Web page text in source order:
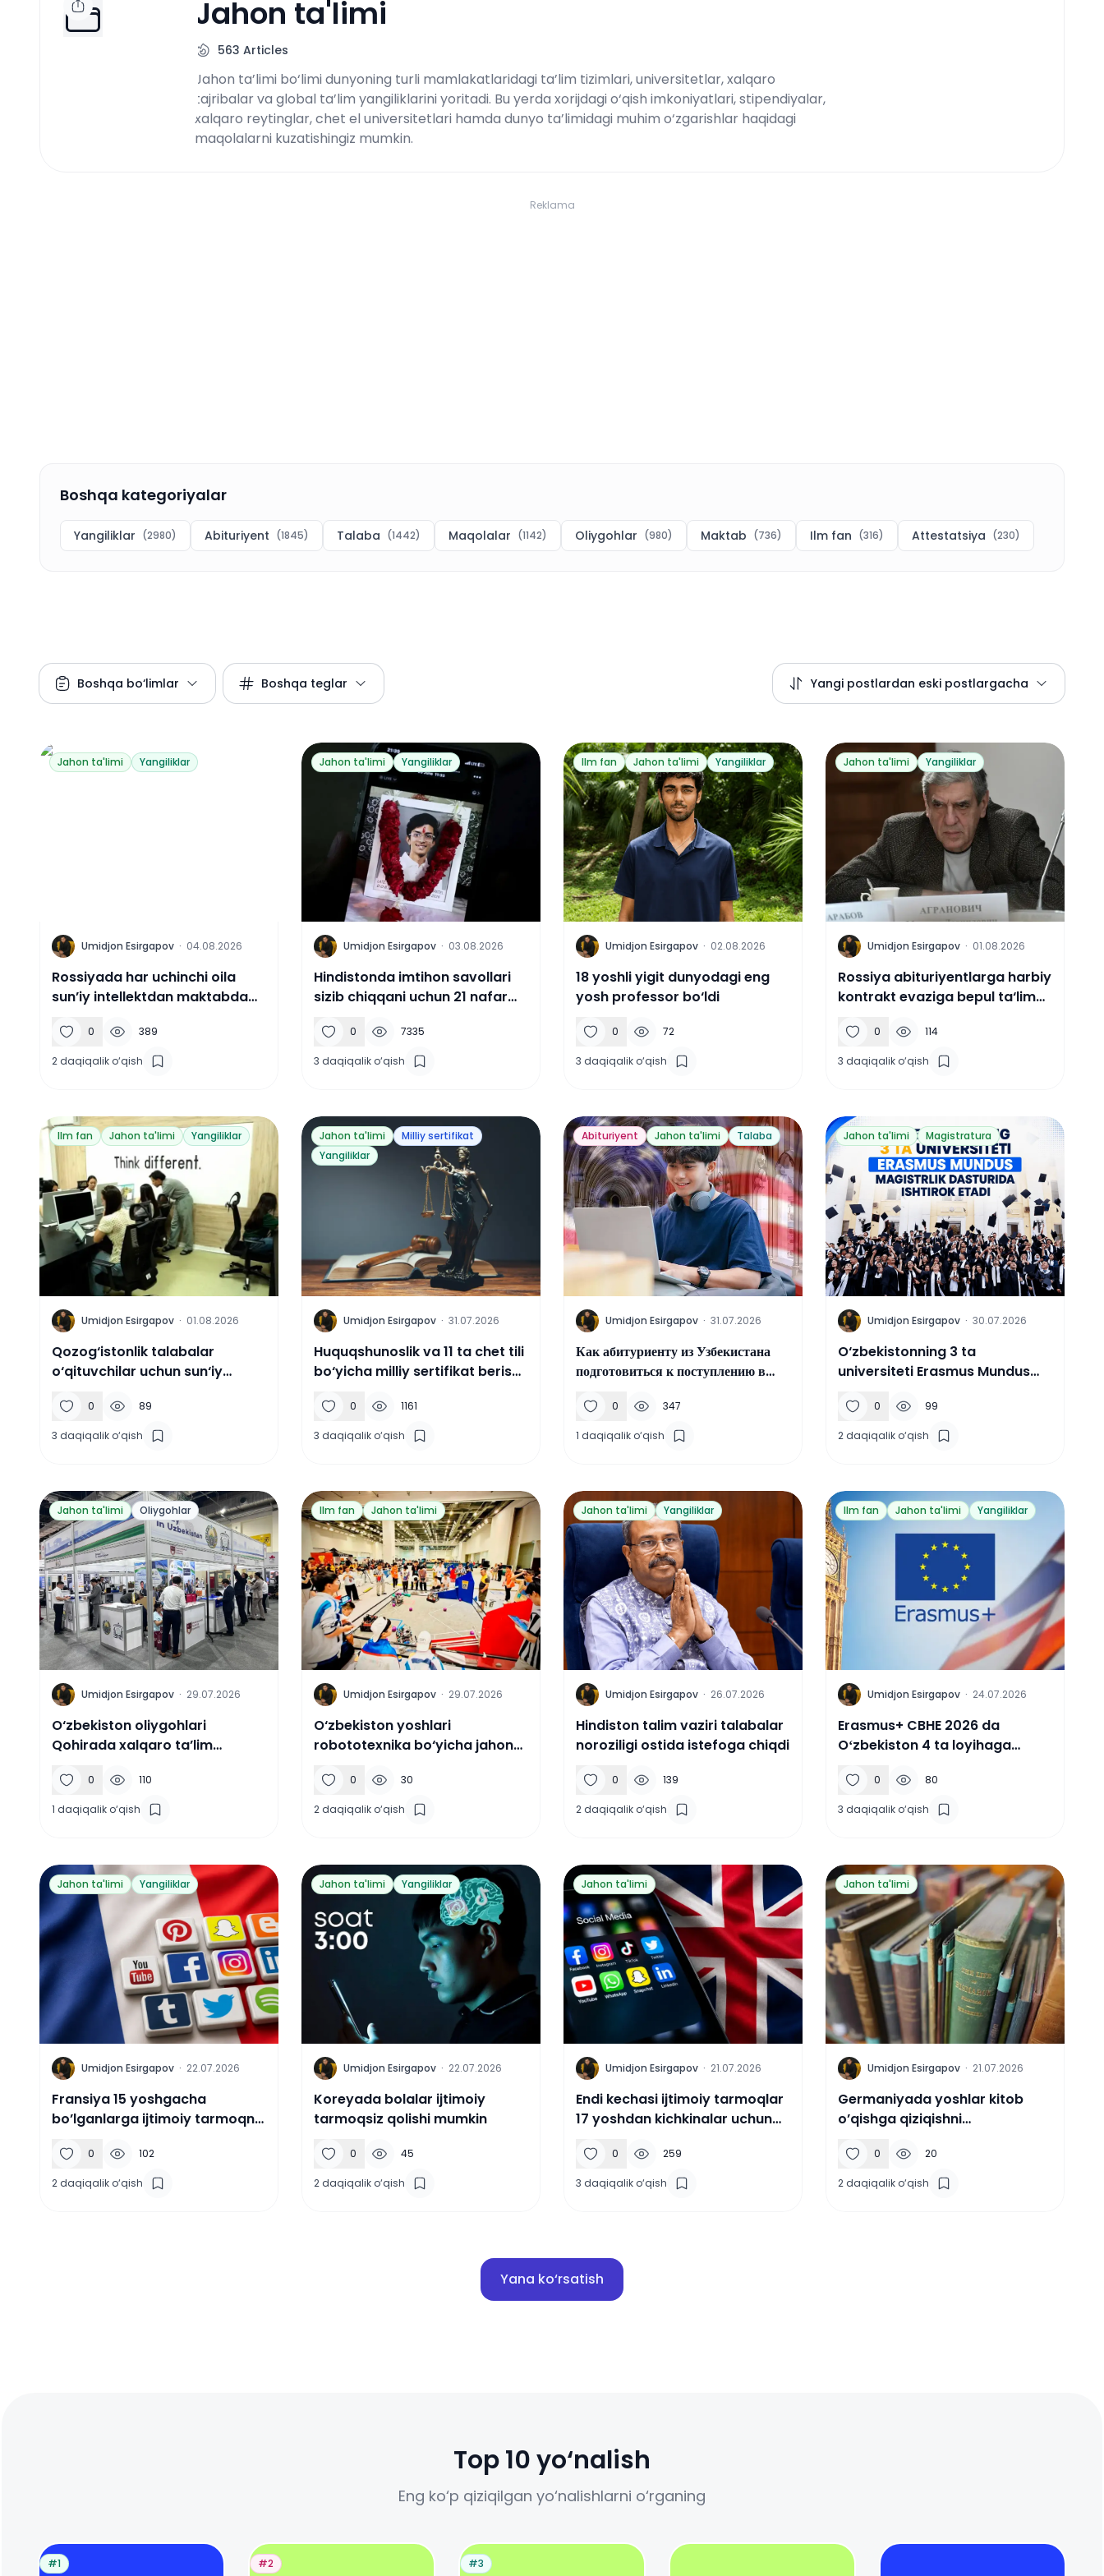
Jahon ta'limi
563 Articles
Jahon ta’limi bo‘limi dunyoning turli mamlakatlaridagi ta’lim tizimlari, universitetlar, xalqaro
tajribalar va global ta’lim yangiliklarini yoritadi. Bu yerda xorijdagi o‘qish imkoniyatlari, stipendiyalar,
xalqaro reytinglar, chet el universitetlari hamda dunyo ta’limidagi muhim o‘zgarishlar haqidagi
maqolalarni kuzatishingiz mumkin.
Reklama
Boshqa kategoriyalar
Yangiliklar (2980) Abituriyent (1845) Talaba (1442) Maqolalar (1142) Oliygohlar (980) Maktab (736) Ilm fan (316) Attestatsiya (230)
Boshqa bo‘limlar Boshqa teglar Yangi postlardan eski postlargacha
Jahon ta'limi Yangiliklar
U Umidjon Esirgapov · 04.08.2026
Rossiyada har uchinchi oila
sun’iy intellektdan maktabda
0 389
2 daqiqalik o‘qish
Jahon ta'limi Yangiliklar
U Umidjon Esirgapov · 03.08.2026
Hindistonda imtihon savollari
sizib chiqqani uchun 21 nafar
0 7335
3 daqiqalik o‘qish
Ilm fan Jahon ta'limi Yangiliklar
U Umidjon Esirgapov · 02.08.2026
18 yoshli yigit dunyodagi eng
yosh professor bo‘ldi
0 72
3 daqiqalik o‘qish
Jahon ta'limi Yangiliklar
U Umidjon Esirgapov · 01.08.2026
Rossiya abituriyentlarga harbiy
kontrakt evaziga bepul ta‘lim
0 114
3 daqiqalik o‘qish
Ilm fan Jahon ta'limi Yangiliklar
U Umidjon Esirgapov · 01.08.2026
Qozog‘istonlik talabalar
o‘qituvchilar uchun sun‘iy
0 89
3 daqiqalik o‘qish
Jahon ta'limi
Milliy sertifikat
Yangiliklar
U Umidjon Esirgapov · 31.07.2026
Huquqshunoslik va 11 ta chet tili
bo‘yicha milliy sertifikat berish
0 1161
3 daqiqalik o‘qish
Abituriyent Jahon ta'limi Talaba
U Umidjon Esirgapov · 31.07.2026
Как абитуриенту из Узбекистана
подготовиться к поступлению в
0 347
1 daqiqalik o‘qish
Jahon ta'limi Magistratura
U Umidjon Esirgapov · 30.07.2026
O‘zbekistonning 3 ta
universiteti Erasmus Mundus
etadi
0 99
2 daqiqalik o‘qish
Jahon ta'limi Oliygohlar
U Umidjon Esirgapov · 29.07.2026
O‘zbekiston oliygohlari
Qohirada xalqaro ta’lim
etmoqda
0 110
1 daqiqalik o‘qish
Ilm fan Jahon ta'limi
U Umidjon Esirgapov · 29.07.2026
O‘zbekiston yoshlari
robototexnika bo‘yicha jahon
oldi
0 30
2 daqiqalik o‘qish
Jahon ta'limi Yangiliklar
U Umidjon Esirgapov · 26.07.2026
Hindiston talim vaziri talabalar
noroziligi ostida istefoga chiqdi
0 139
2 daqiqalik o‘qish
Ilm fan Jahon ta'limi Yangiliklar
U Umidjon Esirgapov · 24.07.2026
Erasmus+ CBHE 2026 da
Oʻzbekiston 4 ta loyihaga
0 80
3 daqiqalik o‘qish
Jahon ta'limi Yangiliklar
U Umidjon Esirgapov · 22.07.2026
Fransiya 15 yoshgacha
bo’lganlarga ijtimoiy tarmoqni
0 102
2 daqiqalik o‘qish
Jahon ta'limi Yangiliklar
U Umidjon Esirgapov · 22.07.2026
Koreyada bolalar ijtimoiy
tarmoqsiz qolishi mumkin
0 45
2 daqiqalik o‘qish
Jahon ta'limi
U Umidjon Esirgapov · 21.07.2026
Endi kechasi ijtimoiy tarmoqlar
17 yoshdan kichkinalar uchun
0 259
3 daqiqalik o‘qish
Jahon ta'limi
U Umidjon Esirgapov · 21.07.2026
Germaniyada yoshlar kitob
o’qishga qiziqishni
0 20
2 daqiqalik o‘qish
Yana ko‘rsatish
Top 10 yo‘nalish
Eng ko‘p qiziqilgan yo‘nalishlarni o‘rganing
#1 #2 #3